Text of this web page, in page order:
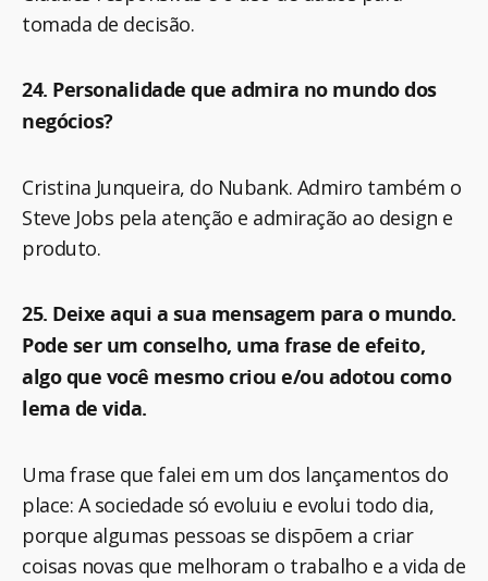
tomada de decisão.
24. Personalidade que admira no mundo dos
negócios?
Cristina Junqueira, do Nubank. Admiro também o
Steve Jobs pela atenção e admiração ao design e
produto.
25. Deixe aqui a sua mensagem para o mundo.
Pode ser um conselho, uma frase de efeito,
algo que você mesmo criou e/ou adotou como
lema de vida.
Uma frase que falei em um dos lançamentos do
place: A sociedade só evoluiu e evolui todo dia,
porque algumas pessoas se dispõem a criar
coisas novas que melhoram o trabalho e a vida de